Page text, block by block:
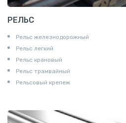
РЕЛЬС
Рельс железнодорожный
Рельс легкий
Рельс крановый
Рельс трамвайный
Рельсовый крепеж